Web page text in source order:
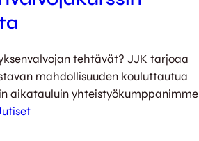
tehtävät? JJK tarjoaa
mahdollisuuden kouluttautua
aikatauluin yhteistyökumppanimme
on suunnitelmissa järjestää